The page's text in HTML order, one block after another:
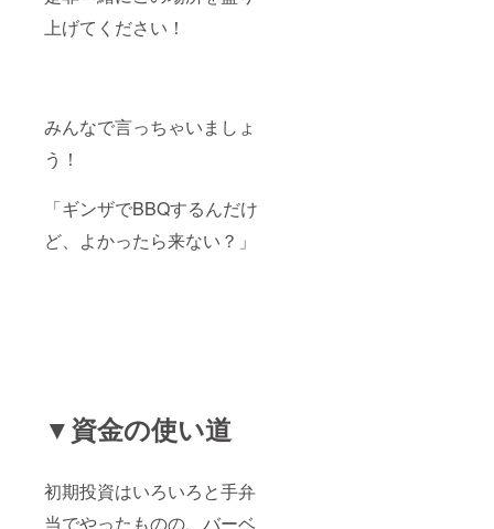
上げてください！
みんなで言っちゃいましょ
う！
「ギンザでBBQするんだけ
ど、よかったら来ない？」
▼資金の使い道
初期投資はいろいろと手弁
当でやったものの、バーベ